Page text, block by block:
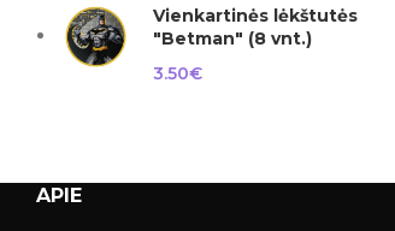
Vienkartinės lėkštutės
"Betman" (8 vnt.)
3.50€
APIE